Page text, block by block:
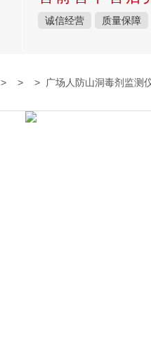
诚信经营 质量保障
> > > 广场人防山洞毒剂监测